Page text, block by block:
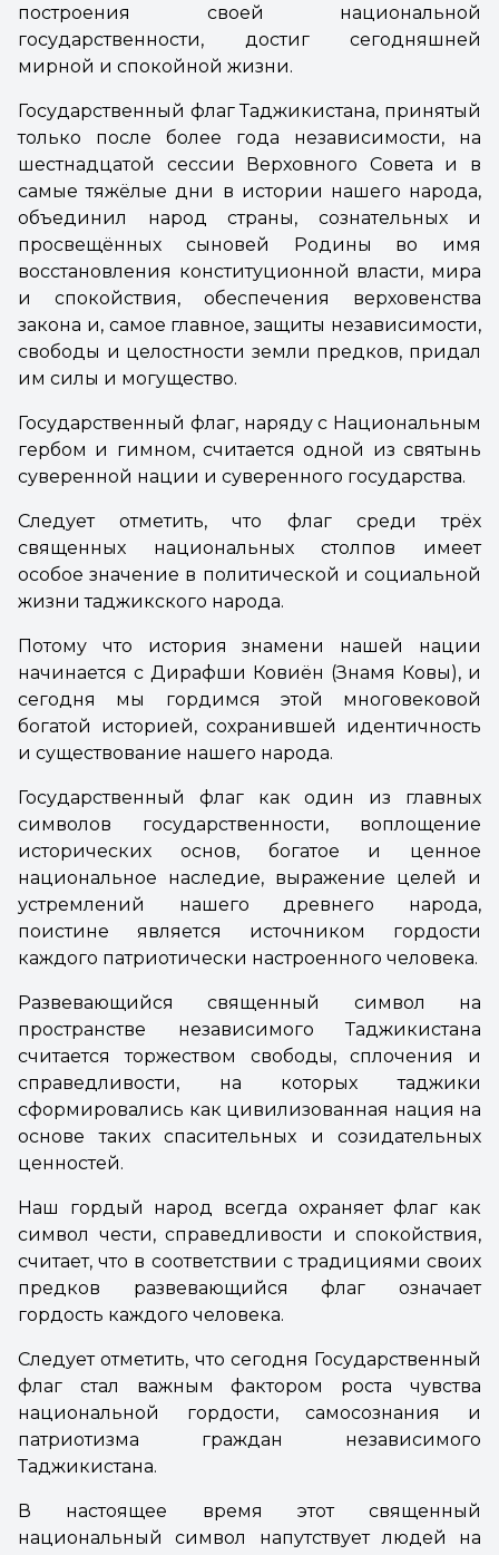
построения своей национальной
государственности, достиг сегодняшней
мирной и спокойной жизни.
Государственный флаг Таджикистана, принятый
только после более года независимости, на
шестнадцатой сессии Верховного Совета и в
самые тяжёлые дни в истории нашего народа,
объединил народ страны, сознательных и
просвещённых сыновей Родины во имя
восстановления конституционной власти, мира
и спокойствия, обеспечения верховенства
закона и, самое главное, защиты независимости,
свободы и целостности земли предков, придал
им силы и могущество.
Государственный флаг, наряду с Национальным
гербом и гимном, считается одной из святынь
суверенной нации и суверенного государства.
Следует отметить, что флаг среди трёх
священных национальных столпов имеет
особое значение в политической и социальной
жизни таджикского народа.
Потому что история знамени нашей нации
начинается с Дирафши Ковиён (Знамя Ковы), и
сегодня мы гордимся этой многовековой
богатой историей, сохранившей идентичность
и существование нашего народа.
Государственный флаг как один из главных
символов государственности, воплощение
исторических основ, богатое и ценное
национальное наследие, выражение целей и
устремлений нашего древнего народа,
поистине является источником гордости
каждого патриотически настроенного человека.
Развевающийся священный символ на
пространстве независимого Таджикистана
считается торжеством свободы, сплочения и
справедливости, на которых таджики
сформировались как цивилизованная нация на
основе таких спасительных и созидательных
ценностей.
Наш гордый народ всегда охраняет флаг как
символ чести, справедливости и спокойствия,
считает, что в соответствии с традициями своих
предков развевающийся флаг означает
гордость каждого человека.
Следует отметить, что сегодня Государственный
флаг стал важным фактором роста чувства
национальной гордости, самосознания и
патриотизма граждан независимого
Таджикистана.
В настоящее время этот священный
национальный символ напутствует людей на